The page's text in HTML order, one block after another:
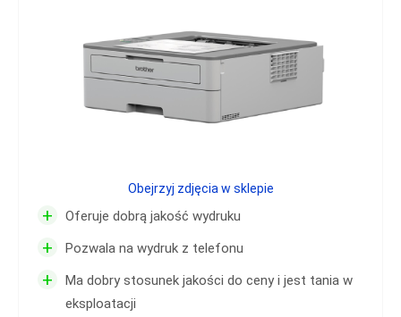
+ Oferuje dobrą jakość wydruku
+ Pozwala na wydruk z telefonu
+
Ma dobry stosunek jakości do ceny i jest tania w
eksploatacji
Obejrzyj zdjęcia w sklepie